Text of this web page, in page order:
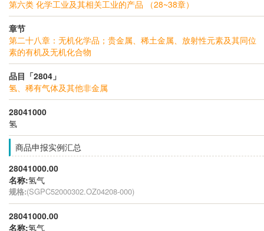
第六类 化学工业及其相关工业的产品 （28~38章）
章节
第二十八章：无机化学品；贵金属、稀土金属、放射性元素及其同位
素的有机及无机化合物
品目「2804」
氢、稀有气体及其他非金属
28041000
氢
商品申报实例汇总
28041000.00
名称:氢气
规格:(SGPC52000302.OZ04208-000)
28041000.00
名称:氢气